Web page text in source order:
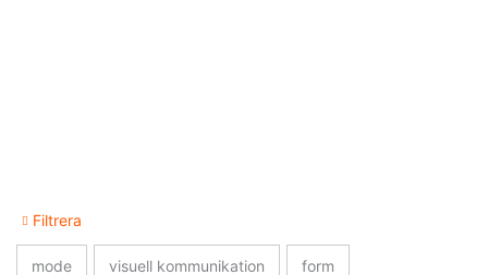
Filtrera
mode visuell kommunikation form